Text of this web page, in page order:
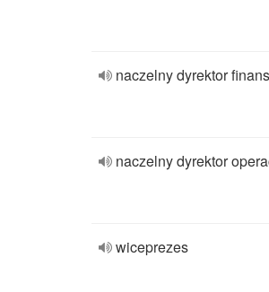
naczelny dyrektor
naczelny dyrektor
wiceprezes